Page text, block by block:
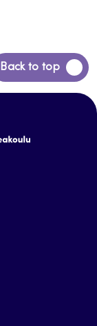
Back to top
Siirry
takaisin